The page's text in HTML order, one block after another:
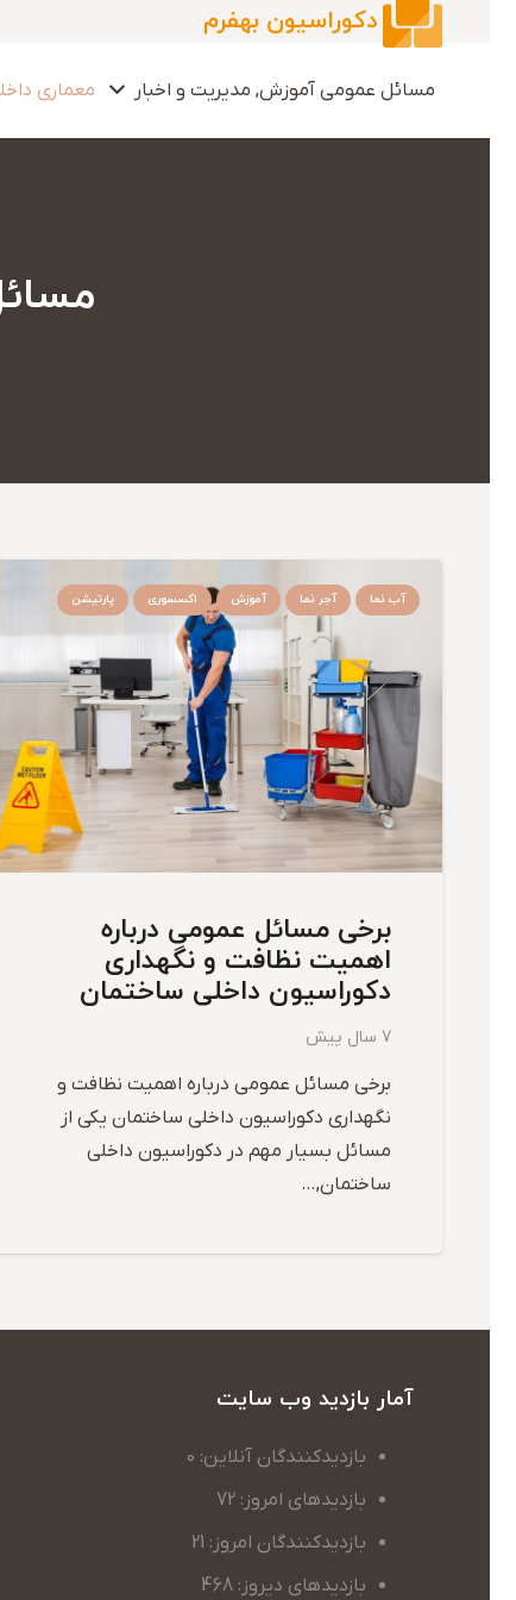
دکوراسیون بهفرم
مسائل عمومی آموزش, مدیریت و اخبار معماری
آب نما آجر نما آموزش اکسسوری پارتیشن
برخی مسائل عمومی درباره
اهمیت نظافت و نگهداری
دکوراسیون داخلی ساختمان
7 سال پیش
برخی مسائل عمومی درباره اهمیت نظافت و
نگهداری دکوراسیون داخلی ساختمان یکی از
مسائل بسیار مهم در دکوراسیون داخلی
ساختمان,…
آمار بازدید وب سایت
بازدیدکنندگان آنلاین: 0
بازدیدهای امروز: 72
بازدیدکنندگان امروز: 21
بازدیدهای دیروز: 468